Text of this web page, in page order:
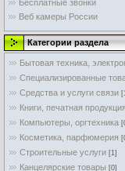
Бесплатные звонки
Веб камеры России
Категории раздела
Бытовая техника,
Специализированные
Средства и услуги связи
Книги, печатная продукция
Компьютеры, оргтехника
Косметика, парфюмерия
Строительные услуги [1]
Канцелярские товары [0]